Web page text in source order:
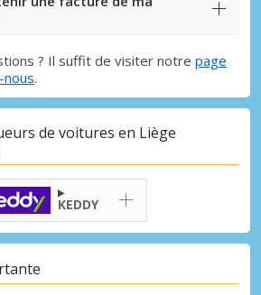
? Il suffit de visiter notre page
.
de voitures en Liège
KEDDY